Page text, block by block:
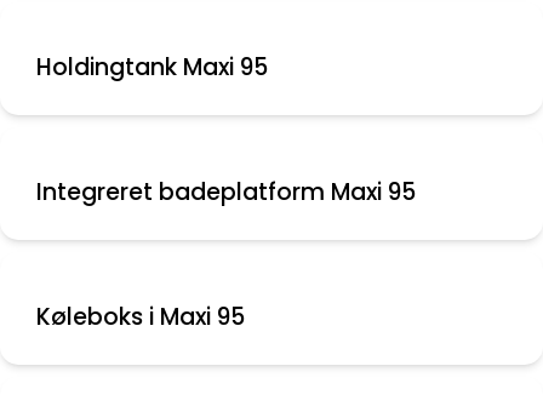
Holdingtank Maxi 95
Integreret badeplatform Maxi 95
Køleboks i Maxi 95